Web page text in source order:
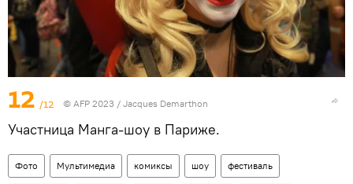
12 /12 © AFP 2023 / Jacques Demarthon
Участница Манга-шоу в Париже.
Фото Мультимедиа комиксы шоу фестиваль